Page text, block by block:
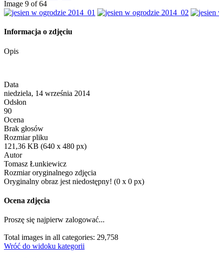
Image 9 of 64
Informacja o zdjęciu
Opis
Data
niedziela, 14 września 2014
Odsłon
90
Ocena
Brak głosów
Rozmiar pliku
121,36 KB (640 x 480 px)
Autor
Tomasz Łunkiewicz
Rozmiar oryginalnego zdjęcia
Oryginalny obraz jest niedostępny! (0 x 0 px)
Ocena zdjęcia
Proszę się najpierw zalogować...
Total images in all categories: 29,758
Wróć do widoku kategorii